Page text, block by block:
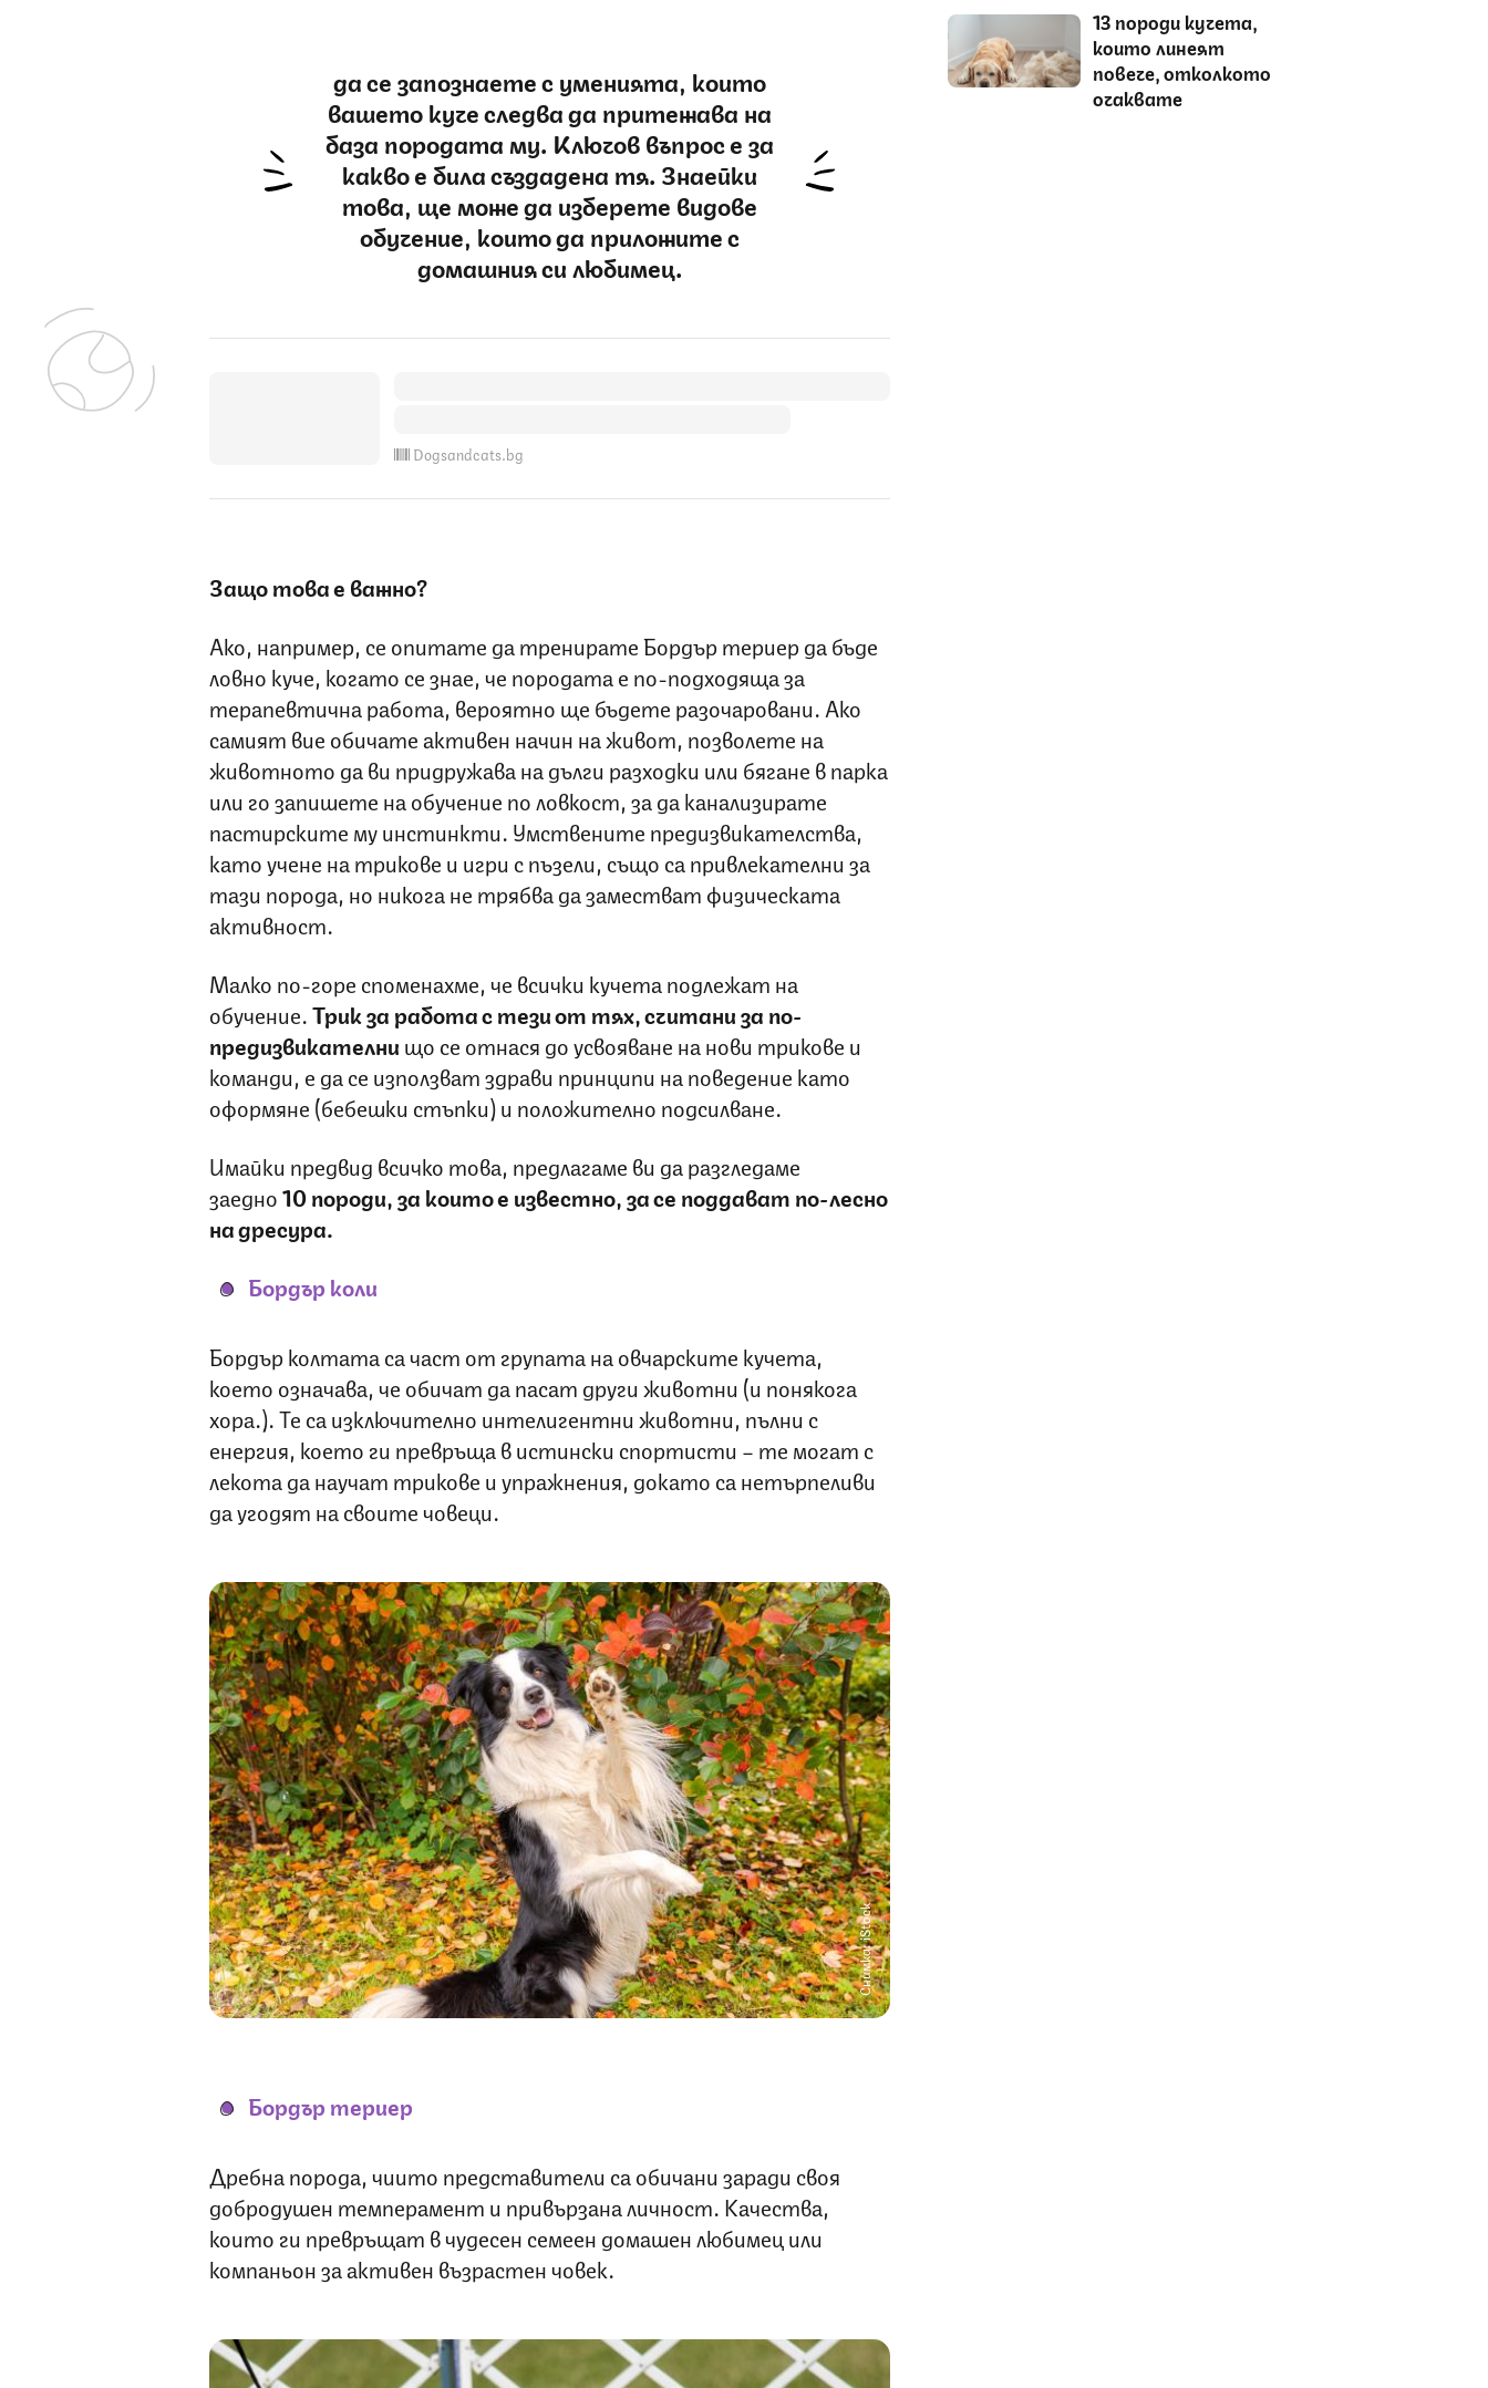
да се запознаете с уменията, които
вашето куче следва да притежава на
база породата му. Ключов въпрос е за
какво е била създадена тя. Знаейки
това, ще може да изберете видове
обучение, които да приложите с
домашния си любимец.
Dogsandcats.bg
Защо това е важно?
Ако, например, се опитате да тренирате Бордър териер да бъде
ловно куче, когато се знае, че породата е по-подходяща за
терапевтична работа, вероятно ще бъдете разочаровани. Ако
самият вие обичате активен начин на живот, позволете на
животното да ви придружава на дълги разходки или бягане в парка
или го запишете на обучение по ловкост, за да канализирате
пастирските му инстинкти. Умствените предизвикателства,
като учене на трикове и игри с пъзели, също са привлекателни за
тази порода, но никога не трябва да заместват физическата
активност.
Малко по-горе споменахме, че всички кучета подлежат на
обучение.Трик за работа с тези от тях, считани за по-
предизвикателни що се отнася до усвояване на нови трикове и
команди, е да се използват здрави принципи на поведение като
оформяне (бебешки стъпки) и положително подсилване.
Имайки предвид всичко това, предлагаме ви да разгледаме
заедно10 породи, за които е известно, за се поддават по-лесно
на дресура.
Бордър коли
Бордър колтата са част от групата на овчарските кучета,
което означава, че обичат да пасат други животни (и понякога
хора…). Те са изключително интелигентни животни, пълни с
енергия, което ги превръща в истински спортисти – те могат с
лекота да научат трикове и упражнения, докато са нетърпеливи
да угодят на своите човеци.
Снимка: iStock
Бордър териер
Дребна порода, чиито представители са обичани заради своя
добродушен темперамент и привързана личност. Качества,
които ги превръщат в чудесен семеен домашен любимец или
компаньон за активен възрастен човек.
13 породи кучета,
които линеят
повече, отколкото
очаквате